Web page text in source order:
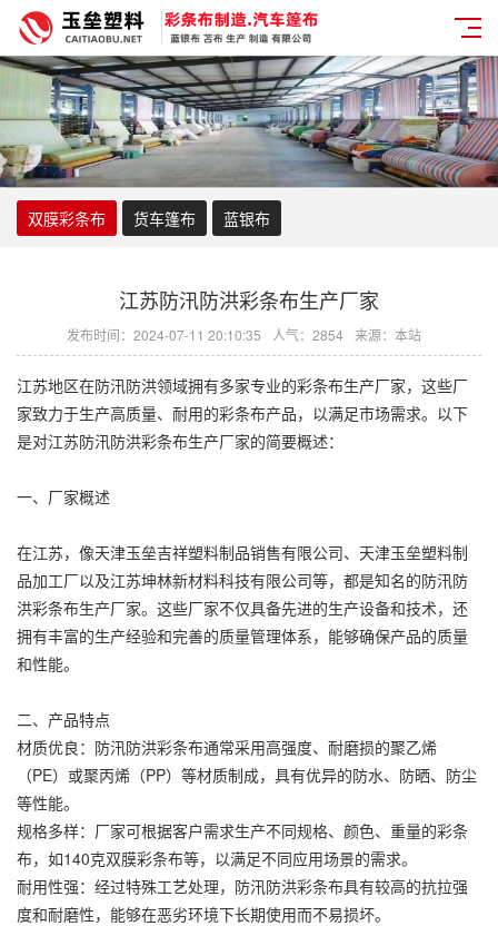
双膜彩条布 货车篷布 蓝银布
江苏防汛防洪彩条布生产厂家
发布时间：2024-07-11 20:10:35 人气：2854 来源：本站
江苏地区在防汛防洪领域拥有多家专业的彩条布生产厂家，这些厂
家致力于生产高质量、耐用的彩条布产品，以满足市场需求。以下
是对江苏防汛防洪彩条布生产厂家的简要概述：
一、厂家概述
在江苏，像天津玉垒吉祥塑料制品销售有限公司、天津玉垒塑料制
品加工厂以及江苏坤林新材料科技有限公司等，都是知名的防汛防
洪彩条布生产厂家。这些厂家不仅具备先进的生产设备和技术，还
拥有丰富的生产经验和完善的质量管理体系，能够确保产品的质量
和性能。
二、产品特点
材质优良：防汛防洪彩条布通常采用高强度、耐磨损的聚乙烯
（PE）或聚丙烯（PP）等材质制成，具有优异的防水、防晒、防尘
等性能。
规格多样：厂家可根据客户需求生产不同规格、颜色、重量的彩条
布，如140克双膜彩条布等，以满足不同应用场景的需求。
耐用性强：经过特殊工艺处理，防汛防洪彩条布具有较高的抗拉强
度和耐磨性，能够在恶劣环境下长期使用而不易损坏。